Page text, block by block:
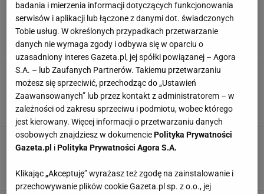
"Dajecie ludziom jeść jak świniom". Magda
Gessler kończy 70 lat i w język się nie gryzie.
Czasem cierpnie skóra
GESSLER KUCHENNE REWOLUCJE MAGDA GESSLER
Poszedł do restauracji syna Magdy Gessler i
wpadł w osłupienie. "To jest jakaś paranoja, co
tu się dzieje"
DANIA OBIADOWE DESERY GESSLER
Mateusz Gessler sprzedaje wielkanocne
potrawy. Ile kosztują sernik i beza? Lepiej
GESSLER MATEUSZ GESSLER WIELKANOC
badania i mierzenia informacji dotyczących funkcjonowania
serwisów i aplikacji lub łączone z danymi dot. świadczonych
Tobie usług. W określonych przypadkach przetwarzanie
danych nie wymaga zgody i odbywa się w oparciu o
uzasadniony interes Gazeta.pl, jej spółki powiązanej – Agora
S.A. – lub Zaufanych Partnerów. Takiemu przetwarzaniu
możesz się sprzeciwić, przechodząc do „Ustawień
Zaawansowanych” lub przez kontakt z administratorem – w
zależności od zakresu sprzeciwu i podmiotu, wobec którego
jest kierowany. Więcej informacji o przetwarzaniu danych
osobowych znajdziesz w dokumencie Polityka Prywatności
Gazeta.pl i Polityka Prywatności Agora S.A.
Klikając „Akceptuję” wyrażasz też zgodę na zainstalowanie i
przechowywanie plików cookie Gazeta.pl sp. z o.o., jej